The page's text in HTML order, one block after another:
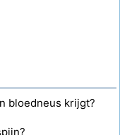
bloedneus krijgt?